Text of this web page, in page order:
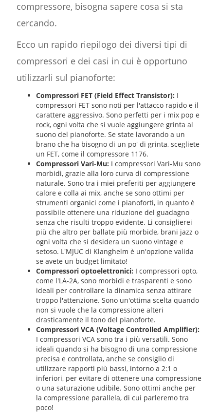
compressore, bisogna sapere cosa si sta
cercando.
Ecco un rapido riepilogo dei diversi tipi di
compressori e dei casi in cui è opportuno
utilizzarli sul pianoforte:
Compressori FET (Field Effect Transistor): I
compressori FET sono noti per l'attacco rapido e il
carattere aggressivo. Sono perfetti per i mix pop e
rock, ogni volta che si vuole aggiungere grinta al
suono del pianoforte. Se state lavorando a un
brano che ha bisogno di un po' di grinta, scegliete
un FET, come il compressore 1176.
Compressori Vari-Mu: I compressori Vari-Mu sono
morbidi, grazie alla loro curva di compressione
naturale. Sono tra i miei preferiti per aggiungere
calore e colla ai mix, anche se sono ottimi per
strumenti organici come i pianoforti, in quanto è
possibile ottenere una riduzione del guadagno
senza che risulti troppo evidente. Li consiglierei
più che altro per ballate più morbide, brani jazz o
ogni volta che si desidera un suono vintage e
setoso. L'MJUC di Klanghelm è un'opzione valida
se avete un budget limitato!
Compressori optoelettronici: I compressori opto,
come l'LA-2A, sono morbidi e trasparenti e sono
ideali per controllare la dinamica senza attirare
troppo l'attenzione. Sono un'ottima scelta quando
non si vuole che la compressione alteri
drasticamente il tono del pianoforte.
Compressori VCA (Voltage Controlled Amplifier):
I compressori VCA sono tra i più versatili. Sono
ideali quando si ha bisogno di una compressione
precisa e controllata, anche se consiglio di
utilizzare rapporti più bassi, intorno a 2:1 o
inferiori, per evitare di ottenere una compressione
o una saturazione udibile. Sono ottimi anche per
la compressione parallela, di cui parleremo tra
poco!